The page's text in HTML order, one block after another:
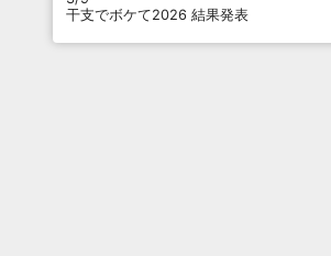
干支でボケて2026 結果発表